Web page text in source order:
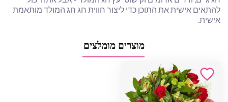
להתאים אישית את התוכן כדי ליצור חווית חג חג המולד מותאמת
אישית.
מוצרים מומלצים